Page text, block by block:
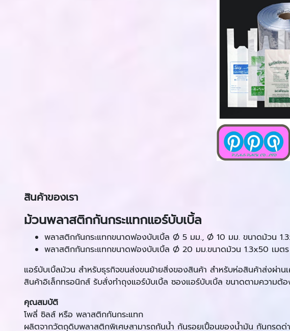
สินค้าของเรา
ม้วนพลาสติกกันกระแทกแอร์บับเบิ้ล
พลาสติกกันกระแทกขนาดฟองบับเบิ้ล Ø 5 มม., Ø 10 มม. ขนาดม้วน
พลาสติกกันกระแทกขนาดฟองบับเบิ้ล Ø 20 มม.ขนาดม้วน 1.3x50 เมตร
แอร์บับเบิ้ลม้วน สำหรับธุรกิจขนส่งขนย้ายสิ่งของสินค้า สำหรับห่อสินค้าส่งผ่
สินค้าอิเล็กทรอนิกส์ รับสั่งทำถุงแอร์บับเบิ้ล ซองแอร์บับเบิ้ล ขนาดตามความต้
คุณสมบัติ
โพลี่ ซิลส์ หรือ พลาสติกกันกระแทก
ผลิตจากวัตถุดิบพลาสติกพิเศษสามารถกันน้ำ กันรอยเปื้อนของน้ำมัน กันกรดด่